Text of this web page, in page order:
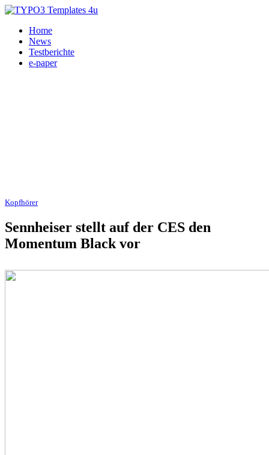
Home
News
Testberichte
e-paper
Kopfhörer11.01.2013
Sennheiser stellt auf der CES den
Momentum Black vor